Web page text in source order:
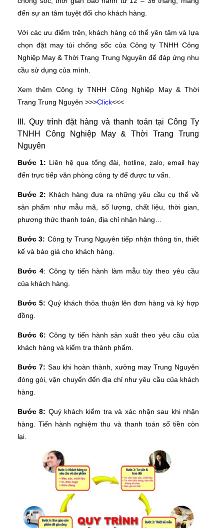
đến sự an tâm tuyệt đối cho khách hàng.
Với các ưu điểm trên, khách hàng có thể yên tâm và lựa
chọn đặt may túi chống sốc của Công ty TNHH Công
Nghiệp May & Thời Trang Trung Nguyên để đáp ứng nhu
cầu sử dụng của mình.
Xem thêm Công ty TNHH Công Nghiệp May & Thời
Trang Trung Nguyên >>>Click<<<
III. Quy trình đặt hàng và thanh toán tại Công Ty
TNHH Công Nghiệp May & Thời Trang Trung
Nguyên
Bước 1: Liên hệ qua tổng đài, hotline, zalo, email hay
đến trực tiếp văn phòng công ty để được tư vấn.
Bước 2: Khách hàng đưa ra những yêu cầu cụ thể về
sản phẩm như mẫu mã, số lượng, chất liệu, thời gian,
phương thức thanh toán, địa chỉ nhận hàng…
Bước 3: Công ty Trung Nguyên tiếp nhận thông tin, thiết
kế và báo giá cho khách hàng.
Bước 4: Công ty tiến hành làm mẫu tùy theo yêu cầu
của khách hàng.
Bước 5: Quý khách thỏa thuận lên đơn hàng và ký hợp
đồng.
Bước 6: Công ty tiến hành sản xuất theo yêu cầu của
khách hàng và kiểm tra thành phẩm.
Bước 7: Sau khi hoàn thành, xưởng may Trung Nguyên
đóng gói, vận chuyển đến địa chỉ như yêu cầu của khách
hàng.
Bước 8: Quý khách kiểm tra và xác nhận sau khi nhận
hàng. Tiến hành nghiệm thu và thanh toán số tiền còn
lại.